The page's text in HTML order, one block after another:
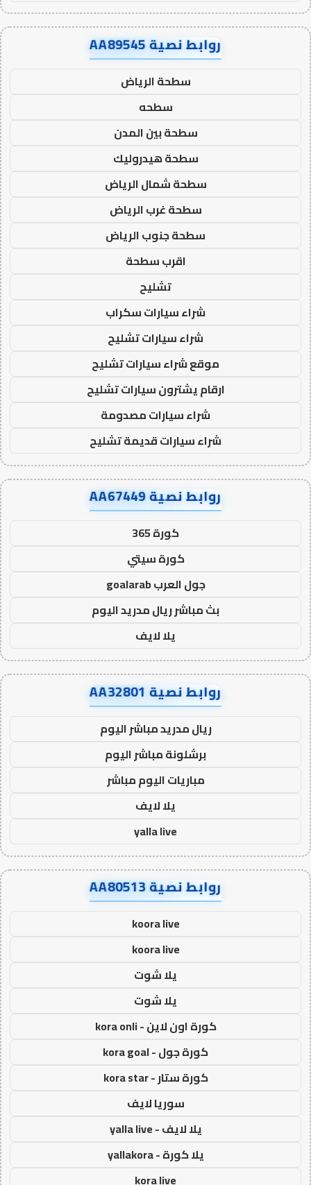
روابط نصية AA89545
سطحة الرياض
سطحه
سطحة بين المدن
سطحة هيدروليك
سطحة شمال الرياض
سطحة غرب الرياض
سطحة جنوب الرياض
اقرب سطحة
تشليح
شراء سيارات سكراب
شراء سيارات تشليح
موقع شراء سيارات تشليح
ارقام يشترون سيارات تشليح
شراء سيارات مصدومة
شراء سيارات قديمة تشليح
روابط نصية AA67449
كورة 365
كورة سيتي
جول العرب goalarab
بث مباشر ريال مدريد اليوم
يلا لايف
روابط نصية AA32801
ريال مدريد مباشر اليوم
برشلونة مباشر اليوم
مباريات اليوم مباشر
يلا لايف
yalla live
روابط نصية AA80513
koora live
koora live
يلا شوت
يلا شوت
كورة اون لاين - kora onli
كورة جول - kora goal
كورة ستار - kora star
سوريا لايف
يلا لايف - yalla live
يلا كورة - yallakora
kora live